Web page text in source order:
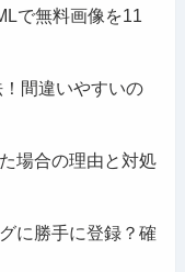
で無料画像を11
間違いやすいの
場合の理由と対処
に勝手に登録？確